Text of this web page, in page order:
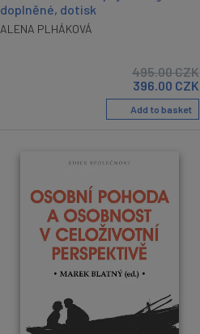
doplněné, dotisk
ALENA PLHÁKOVÁ
495.00CZK
396.00 CZK
Add to basket